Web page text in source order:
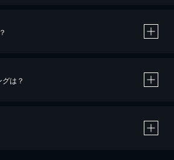
レジットカード決済による作品の購入 / レンタルです。
は？